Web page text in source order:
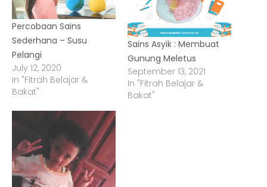
Percobaan Sains
Sederhana – Susu
Pelangi
July 12, 2020
In "Fitrah Belajar &
Bakat"
Sains Asyik : Membuat
Gunung Meletus
September 13, 2021
In "Fitrah Belajar &
Bakat"